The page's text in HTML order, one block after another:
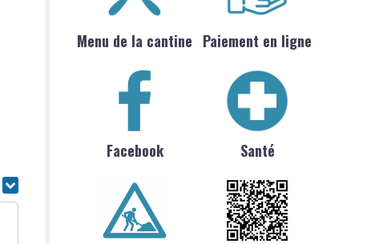
Menu de la cantine Paiement en ligne
Facebook Santé